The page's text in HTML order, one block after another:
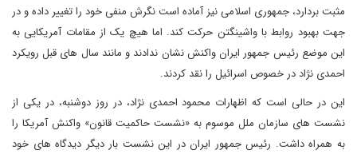
مثبت بردارد، جمهوری اسلامی نیز آماده است نگرش منفی خود را تغییر داده و در
جهت بهبود روابط با واشینگتن حرکت کند. اما هیچ یک از مقامات آمریکایی به
این موضع رئیس جمهور ایران واکنش نشان ندادند و مانند سال های قبل رویکرد
احمدی نژاد در خصوص اسرائیل را نقد کردند.
این در حالی است که اظهارات محمود احمدی نژاد، در روز دوشنبه، در یکی از
نشست های سازمان ملل موسوم به «نشست حاکمیت قانون» واکنش آمریکا را
به همراه داشت. رئیس جمهور ایران در این نشست بار دیگر دیدگاه های خود